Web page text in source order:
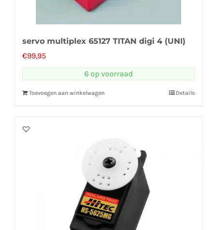
servo multiplex 65127 TITAN digi 4 (UNI)
€99,95
6 op voorraad
Toevoegen aan winkelwagen Details